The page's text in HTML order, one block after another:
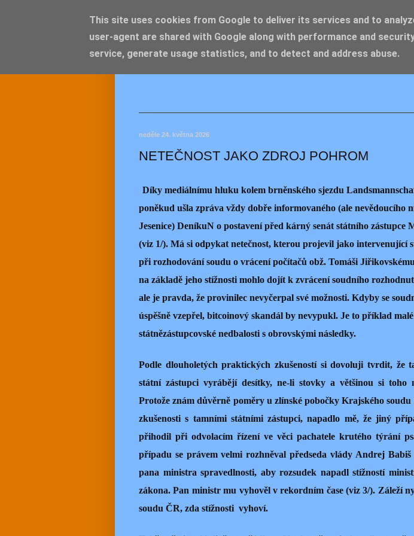
JEMELIK
neděle 24. května 2026
NETEČNOST JAKO ZDROJ POHROM
Díky mediálnímu hluku kolem brněnského sjezdu
poněkud ušla zpráva vždy dobře informovaného (ale nevědoucího
Jesenice) DeníkuN o postavení před kárný senát státního zástupce
(viz 1/). Má si odpykat netečnost, kterou projevil jako intervenující
při rozhodování soudu o vrácení počítačů obž. Tomáši
na základě jeho stížnosti mohlo dojít k zvrácení soudního
ale je pravda, že provinilec nevyčerpal své možnosti. Kdyby se
úspěšně vzepřel, bitcoinový skandál by nevypukl. Je to příklad malé
státnězástupcovské nedbalosti s obrovskými následky.
Podle dlouholetých praktických zkušeností si dovoluji tvrdit, že
státní zástupci vyrábějí desítky, ne-li stovky a většinou si toho
Protože znám důvěrně poměry u zlínské pobočky Krajského soudu
zkušenosti s tamními státními zástupci, napadlo mě, že jiný
přihodil při odvolacím řízení ve věci pachatele krutého týrání
případu se právem velmi rozhněval předseda vlády Andrej
pana ministra spravedlnosti, aby rozsudek napadl stížností
zákona. Pan ministr mu vyhověl v rekordním čase (viz 3/). Záleží
soudu ČR, zda stížnosti vyhoví.
This site uses cookies from Google to deliver its services and to
user-agent are shared with Google along with performance and
service, generate usage statistics, and to detect and address abuse.